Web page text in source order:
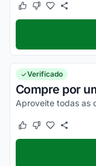
Este cupom
Este cupom não
Verificado
Compre por
Este cupom
Este cupom não